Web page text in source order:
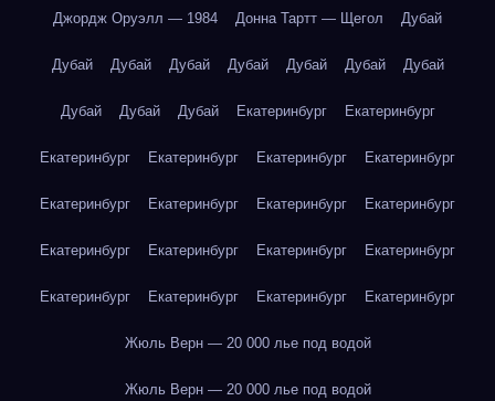
Джордж Оруэлл — 1984 Донна Тартт — Щегол Дубай
Дубай Дубай Дубай Дубай Дубай Дубай Дубай
Дубай Дубай Дубай Екатеринбург Екатеринбург
Екатеринбург Екатеринбург Екатеринбург Екатеринбург
Екатеринбург Екатеринбург Екатеринбург Екатеринбург
Екатеринбург Екатеринбург Екатеринбург Екатеринбург
Екатеринбург Екатеринбург Екатеринбург Екатеринбург
Жюль Верн — 20 000 лье под водой
Жюль Верн — 20 000 лье под водой